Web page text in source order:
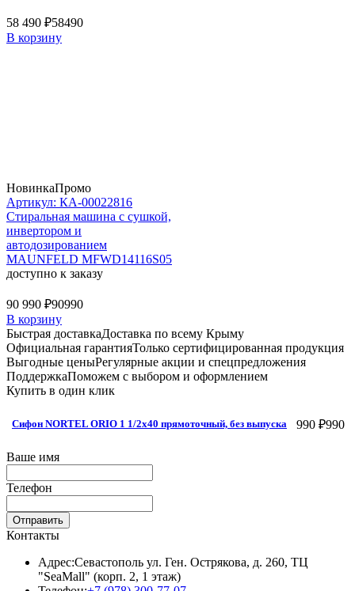
58 490 ₽58490
В корзину
НовинкаПромо
Артикул: КА-00022816
Стиральная машина c сушкой,
инвертором и
автодозированием
MAUNFELD MFWD14116S05
доступно к заказу
90 990 ₽90990
В корзину
Быстрая доставкаДоставка по всему Крыму
Официальная гарантияТолько сертифицированная продукция
Выгодные ценыРегулярные акции и спецпредложения
ПоддержкаПоможем с выбором и оформлением
Купить в один клик
Сифон NORTEL ORIO 1 1/2x40 прямоточный, без выпуска 990 ₽990
Ваше имя
Телефон
Отправить
Контакты
Адрес:Севастополь ул. Ген. Острякова, д. 260, ТЦ
"SeaMall" (корп. 2, 1 этаж)